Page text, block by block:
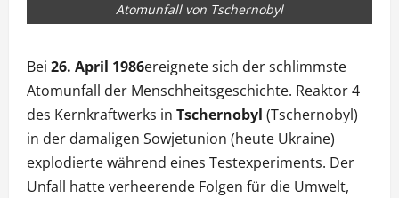
Atomunfall von Tschernobyl
Bei 26. April 1986ereignete sich der schlimmste
Atomunfall der Menschheitsgeschichte. Reaktor 4
des Kernkraftwerks in Tschernobyl (Tschernobyl)
in der damaligen Sowjetunion (heute Ukraine)
explodierte während eines Testexperiments. Der
Unfall hatte verheerende Folgen für die Umwelt,